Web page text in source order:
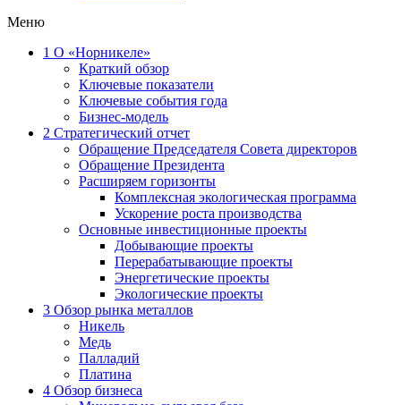
Меню
1 О «Норникеле»
Краткий обзор
Ключевые показатели
Ключевые события года
Бизнес-модель
2 Стратегический отчет
Обращение Председателя Совета директоров
Обращение Президента
Расширяем горизонты
Комплексная экологическая программа
Ускорение роста производства
Основные инвестиционные проекты
Добывающие проекты
Перерабатывающие проекты
Энергетические проекты
Экологические проекты
3 Обзор рынка металлов
Никель
Медь
Палладий
Платина
4 Обзор бизнеса